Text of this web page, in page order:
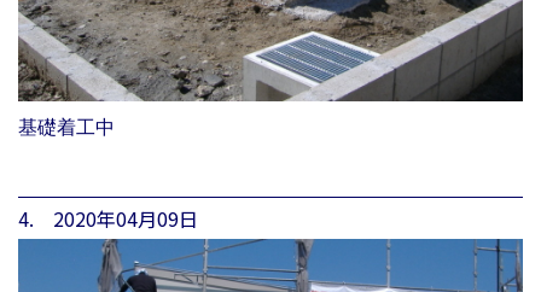
基礎着工中
4. 2020年04月09日